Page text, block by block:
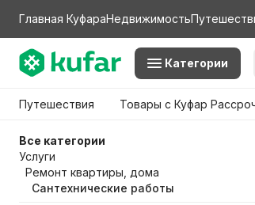
Главная КуфараНедвижимость
Категории
Путешествия Товары с Куфар
Все категории
Услуги
Ремонт квартиры, дома
Сантехнические работы